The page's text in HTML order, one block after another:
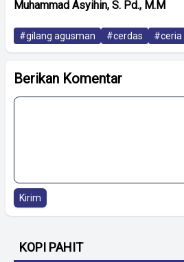
Muhammad Asyihin, S. Pd., M.M
#gilang agusman #cerdas #ceria
Berikan Komentar
Kirim
KOPI PAHIT